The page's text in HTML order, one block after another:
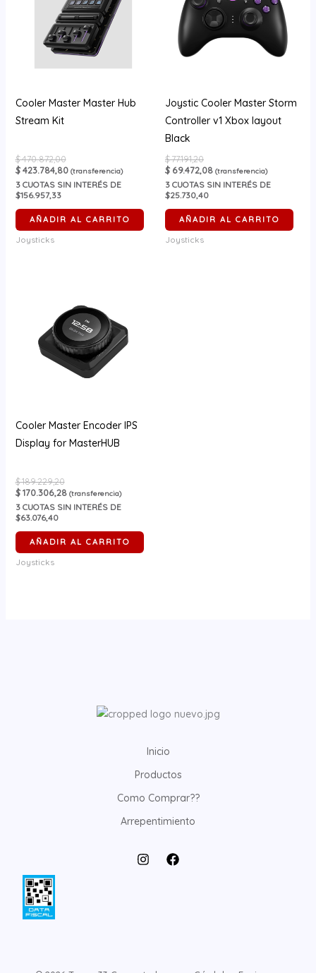
Cooler Master Master Hub
Stream Kit
$470.872,00
$423.784,80 (transferencia)
3CUOTAS SIN INTERÉS DE
$156.957,33
AÑADIR AL CARRITO
Joysticks
Joystic Cooler Master Storm
Controller v1 Xbox layout
Black
$77.191,20
$ 69.472,08 (transferencia)
3 CUOTAS SIN INTERÉS DE
$25.730,40
AÑADIR AL CARRITO
Joysticks
Cooler Master Encoder IPS
Display for MasterHUB
$189.229,20
$170.306,28 (transferencia)
3CUOTAS SIN INTERÉS DE
$63.076,40
AÑADIR AL CARRITO
Joysticks
Inicio
Productos
Como Comprar??
Arrepentimiento